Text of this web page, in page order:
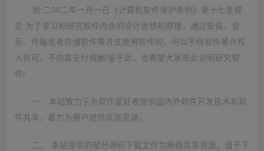
附:二00二年一月一日《计算机软件保护条例》第十七条规
定:为了学习和研究软件内含的设计思想和原理，通过安装、显
示、传输或者存储软件等方式使用软件的，可以不经软件著作权
人许可，不向其支付报酬!鉴于此，也希望大家按此说明研究软
件!
一、本站致力于为软件爱好者提供国内外软件开发技术和软
件共享，着力为用户提供优资资源。
二、 本站提供的部分源码下载文件为网络共享资源，请于下